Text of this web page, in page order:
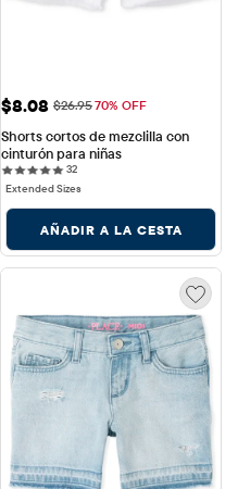
Precio de venta: $8.08
$8.08 Precio original: $26.95
$26.9570% OFF
Shorts cortos de mezclilla con
cinturón para niñas
3232 reviews
Extended Sizes
AÑADIR A LA CESTA